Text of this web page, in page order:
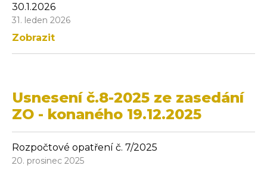
30.1.2026
31. leden 2026
Zobrazit
Usnesení č.8-2025 ze zasedání
ZO - konaného 19.12.2025
Rozpočtové opatření č. 7/2025
20. prosinec 2025